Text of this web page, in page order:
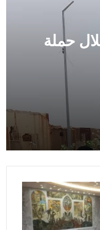
مخالفاً خلال حملة
مدير الإدارة العامة للإعلام والعلاقات العامة يترأس إجتماع هيئة الإدارةالقيادة الدورى للإدارة والإجتماع يوجه بتكثيف الجهود فى برامج التوعية الإعلامية والأنشطة التفاعلية